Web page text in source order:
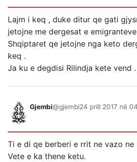
Lajm i keq , duke ditur qe gati
jetojne me dergesat e
Shqiptaret qe jetojne nga keto
keq .
Ja ku e degdisi Rilindja kete vend .
Gjembi@gjembi24 prill 2017 në
Ti e di qe berberi e rrit ne vazo ne
Vete e ka thene ketu.